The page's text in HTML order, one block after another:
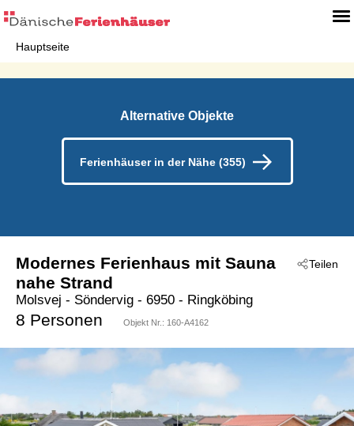
Hauptseite
Alternative Objekte
Ferienhäuser in der Nähe (355)
Teilen
Modernes Ferienhaus mit Sauna
nahe Strand
Molsvej - Söndervig - 6950 - Ringköbing
8 Personen Objekt Nr.: 160-A4162